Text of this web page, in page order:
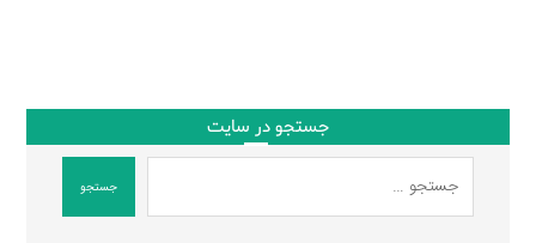
جستجو در سایت
جستجو